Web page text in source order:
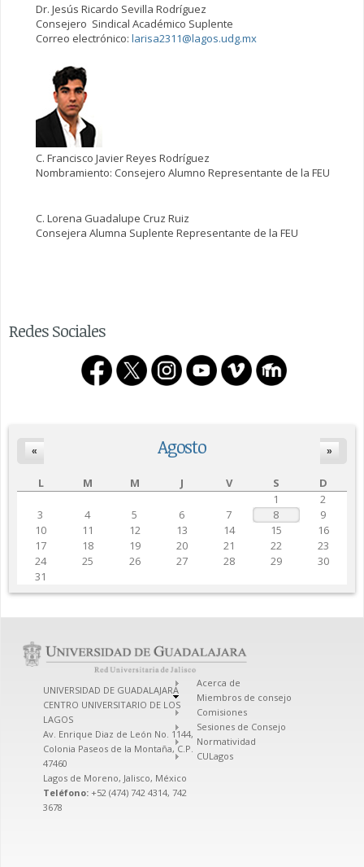
Dr. Jesús Ricardo Sevilla Rodríguez
Consejero Sindical Académico Suplente
Correo electrónico: larisa2311@lagos.udg.mx
C. Francisco Javier Reyes Rodríguez
Nombramiento: Consejero Alumno Representante de la FEU
C. Lorena Guadalupe Cruz Ruiz
Consejera Alumna Suplente Representante de la FEU
Redes Sociales
Agosto
« »
L M M J V S
D
1
2
3
4 5 6 7 8
9
10
11 12 13 14 15
16
17
18 19 20 21 22
23
24
25 26 27 28 29
30
31
UNIVERSIDAD DE GUADALAJARA
CENTRO UNIVERSITARIO DE LOS
LAGOS
Av. Enrique Diaz de León No. 1144,
Colonia Paseos de la Montaña, C.P.
47460
Lagos de Moreno, Jalisco, México
Teléfono: +52 (474) 742 4314, 742
3678
Acerca de
Miembros de consejo
Comisiones
Sesiones de Consejo
Normatividad
CULagos